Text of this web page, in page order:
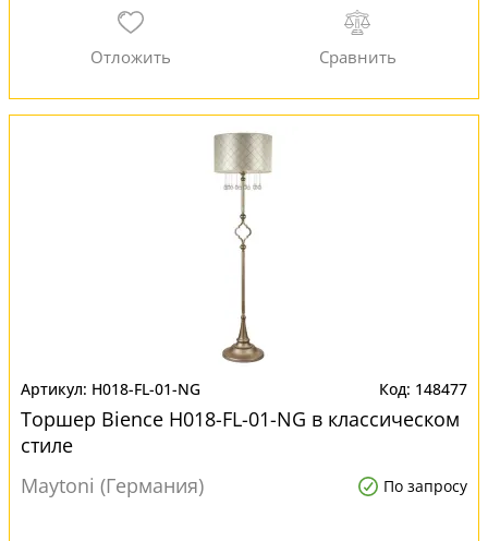
H018-FL-01-NG 148477
Торшер Bience H018-FL-01-NG в классическом
стиле
Maytoni (Германия)
По запросу